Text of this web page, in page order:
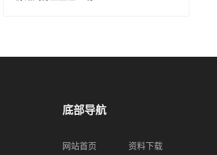
底部导航
网站首页
资料下载